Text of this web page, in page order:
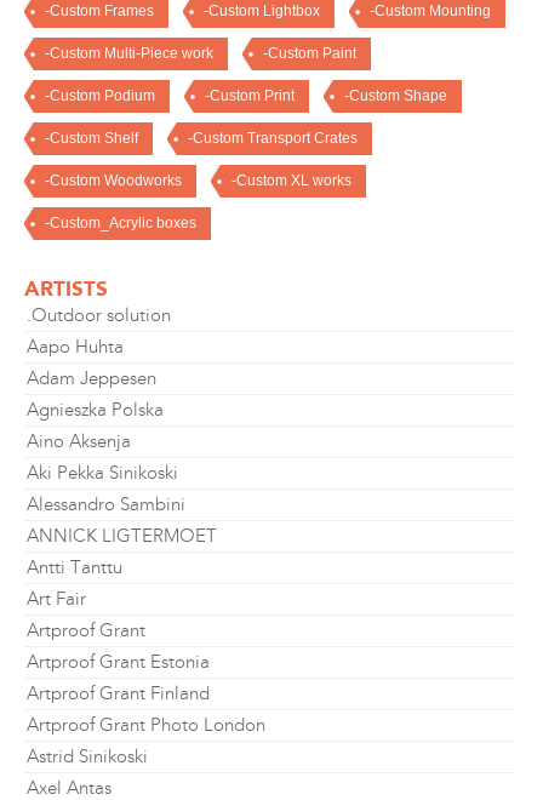
-Custom Frames -Custom Lightbox -Custom Mounting
-Custom Multi-Piece work -Custom Paint
-Custom Podium -Custom Print -Custom Shape
-Custom Shelf -Custom Transport Crates
-Custom Woodworks -Custom XL works
-Custom_Acrylic boxes
ARTISTS
.Outdoor solution
Aapo Huhta
Adam Jeppesen
Agnieszka Polska
Aino Aksenja
Aki Pekka Sinikoski
Alessandro Sambini
ANNICK LIGTERMOET
Antti Tanttu
Art Fair
Artproof Grant
Artproof Grant Estonia
Artproof Grant Finland
Artproof Grant Photo London
Astrid Sinikoski
Axel Antas